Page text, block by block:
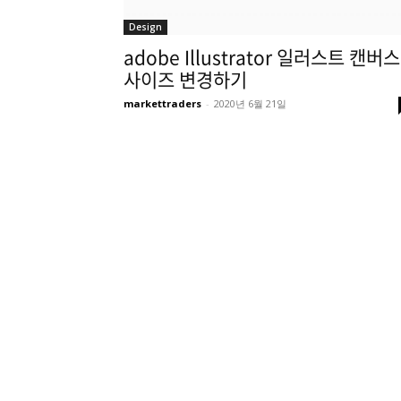
Design
adobe Illustrator 일러스트 캔버스
사이즈 변경하기
markettraders - 2020년 6월 21일